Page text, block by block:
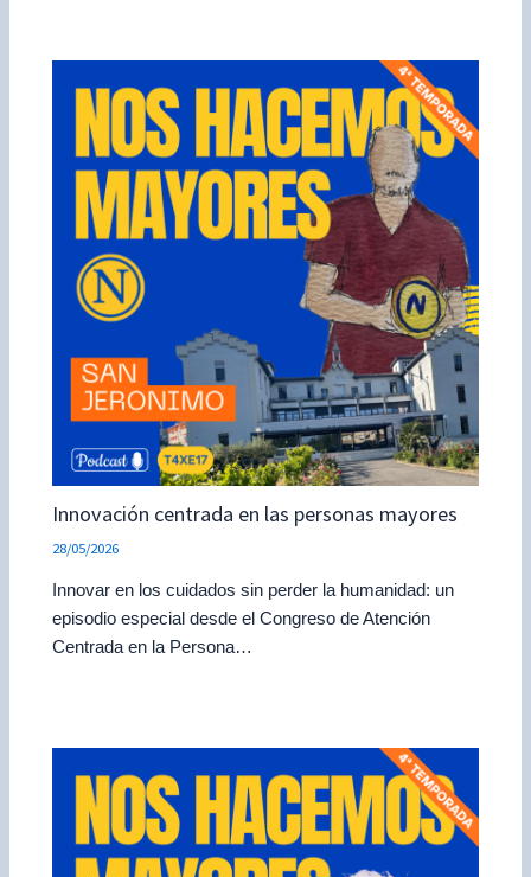
Innovación centrada en las personas mayores
28/05/2026
Innovar en los cuidados sin perder la humanidad: un
episodio especial desde el Congreso de Atención
Centrada en la Persona…